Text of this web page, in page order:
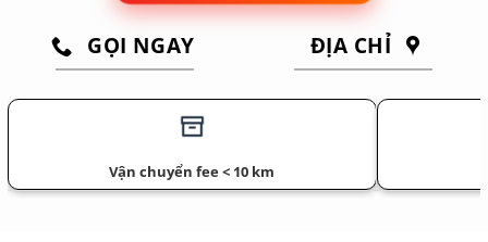
GỌI NGAY ĐỊA CHỈ
Vận chuyển fee < 10 km